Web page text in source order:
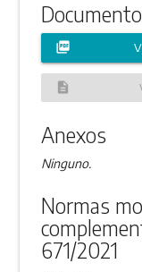
picture_as_pdf
description
Anexos
Ninguno.
Normas
671/2021